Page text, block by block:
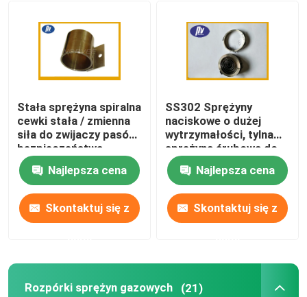
Stała sprężyna spiralna
cewki stała / zmienna
siła do zwijaczy pasów
bezpieczeństwa
Najlepsza cena
Skontaktuj się z
SS302 Sprężyny
naciskowe o dużej
wytrzymałości, tylna
sprężyna śrubowa do
chowanych prowadnic
dla psówNajlepsza cena
Skontaktuj się z
Rozpórki sprężyn gazowych (21)